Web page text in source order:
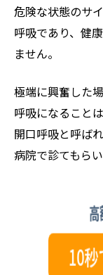
危険な状態のサ
呼吸であり、健
ません。
極端に興奮した
呼吸になること
開口呼吸と呼ば
病院で診てもらい